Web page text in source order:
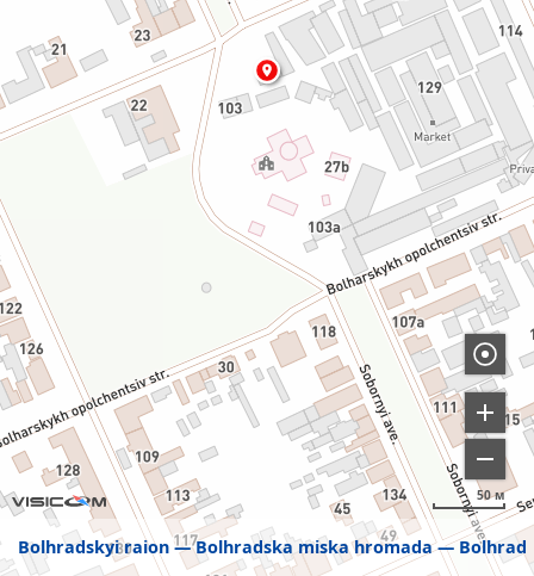
Bolhradskyi raion Bolhradska miska hromada Bolhrad
50 м